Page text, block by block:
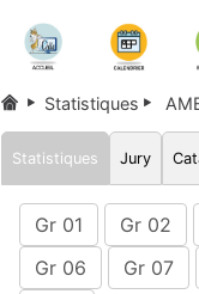
Statistiques
Statistiques Jury
Gr 01 Gr 02
Gr 06
Gr 07